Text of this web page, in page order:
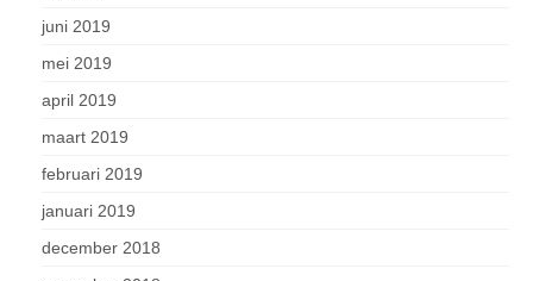
juni 2019
mei 2019
april 2019
maart 2019
februari 2019
januari 2019
december 2018